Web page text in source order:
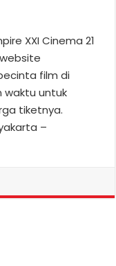
XXI Cinema 21
pecinta film di
waktu untuk
tiketnya.
–